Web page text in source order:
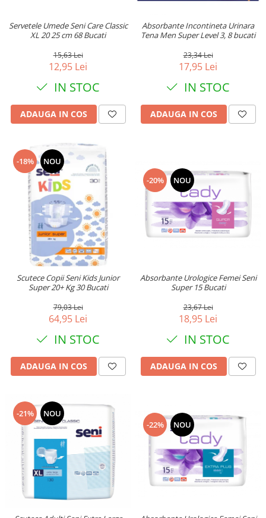
Uscătoare de Păr
Servetele Umede Seni Care Classic
XL 20 25 cm 68 Bucati
15,63 Lei
12,95 Lei
IN STOC
ADAUGA IN COS
Absorbante Incontineta Urinara
Tena Men Super Level 3, 8 bucati
23,34 Lei
17,95 Lei
IN STOC
ADAUGA IN COS
-18% NOU
Scutece Copii Seni Kids Junior
Super 20+ Kg 30 Bucati
79,03 Lei
64,95 Lei
IN STOC
ADAUGA IN COS
-20% NOU
Absorbante Urologice Femei Seni
Super 15 Bucati
23,67 Lei
18,95 Lei
IN STOC
ADAUGA IN COS
-21% NOU
-22% NOU